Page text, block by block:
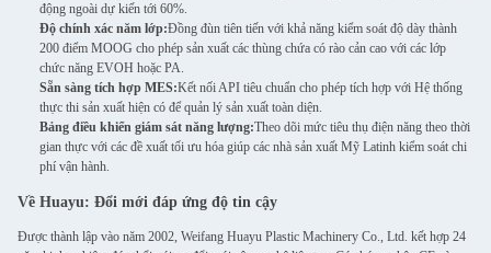
động ngoài dự kiến ​​tới 60%.
Độ chính xác năm lớp:Đồng đùn tiên tiến với khả năng kiểm soát độ dày thành
200 điểm MOOG cho phép sản xuất các thùng chứa có rào cản cao với các lớp
chức năng EVOH hoặc PA.
Sẵn sàng tích hợp MES:Kết nối API tiêu chuẩn cho phép tích hợp với Hệ thống
thực thi sản xuất hiện có để quản lý sản xuất toàn diện.
Bảng điều khiển giám sát năng lượng:Theo dõi mức tiêu thụ điện năng theo thời
gian thực với các đề xuất tối ưu hóa giúp các nhà sản xuất Mỹ Latinh kiểm soát chi
phí vận hành.
Về Huayu: Đổi mới đáp ứng độ tin cậy
Được thành lập vào năm 2002, Weifang Huayu Plastic Machinery Co., Ltd. kết hợp 24